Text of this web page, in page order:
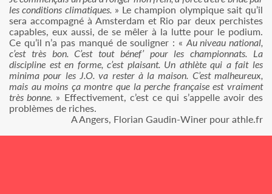
les conditions climatiques.» Le champion olympique sait qu’il
sera accompagné à Amsterdam et Rio par deux perchistes
capables, eux aussi, de se mêler à la lutte pour le podium.
Ce qu’il n’a pas manqué de souligner : « Au niveau national,
c’est très bon. C’est tout bénef’ pour les championnats. La
discipline est en forme, c’est plaisant. Un athlète qui a fait les
minima pour les J.O. va rester à la maison. C’est malheureux,
mais au moins ça montre que la perche française est vraiment
très bonne. » Effectivement, c’est ce qui s’appelle avoir des
problèmes de riches.
A Angers, Florian Gaudin-Winer pour athle.fr